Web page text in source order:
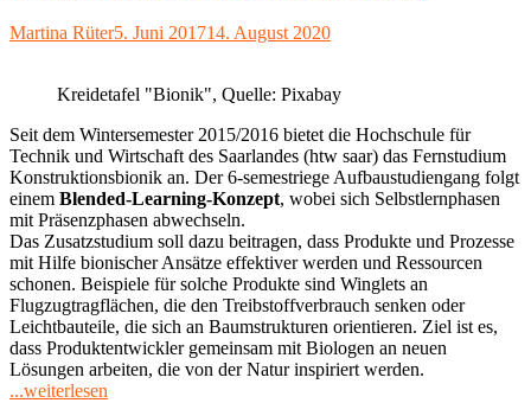
Autor
Martina RüterVeröffentlicht
5. Juni 201714. August 2020
Kreidetafel "Bionik", Quelle: Pixabay
Seit dem Wintersemester 2015/2016 bietet die Hochschule für
Technik und Wirtschaft des Saarlandes (htw saar) das Fernstudium
Konstruktionsbionik an. Der 6-semestriege Aufbaustudiengang folgt
einem Blended-Learning-Konzept, wobei sich Selbstlernphasen
mit Präsenzphasen abwechseln.
Das Zusatzstudium soll dazu beitragen, dass Produkte und Prozesse
mit Hilfe bionischer Ansätze effektiver werden und Ressourcen
schonen. Beispiele für solche Produkte sind Winglets an
Flugzugtragflächen, die den Treibstoffverbrauch senken oder
Leichtbauteile, die sich an Baumstrukturen orientieren. Ziel ist es,
dass Produktentwickler gemeinsam mit Biologen an neuen
Lösungen arbeiten, die von der Natur inspiriert werden.
...weiterlesen